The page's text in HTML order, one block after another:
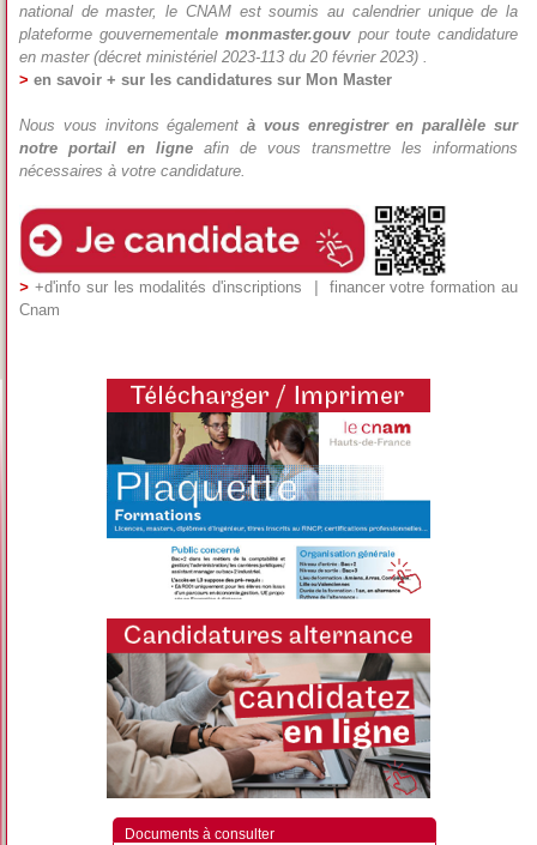
national de master, le CNAM est soumis au calendrier unique de la
plateforme gouvernementalemonmaster.gouv pour toute candidature
en master (décret ministériel 2023-113 du 20 février 2023) .
> en savoir + sur les candidatures sur Mon Master
Nous vous invitons égalementà vous enregistrer en parallèle sur
notre portail en ligne afin de vous transmettre les informations
nécessaires à votre candidature.
> +d'info sur les modalités d'inscriptions
financer votre formation au
Cnam
Documents à consulter